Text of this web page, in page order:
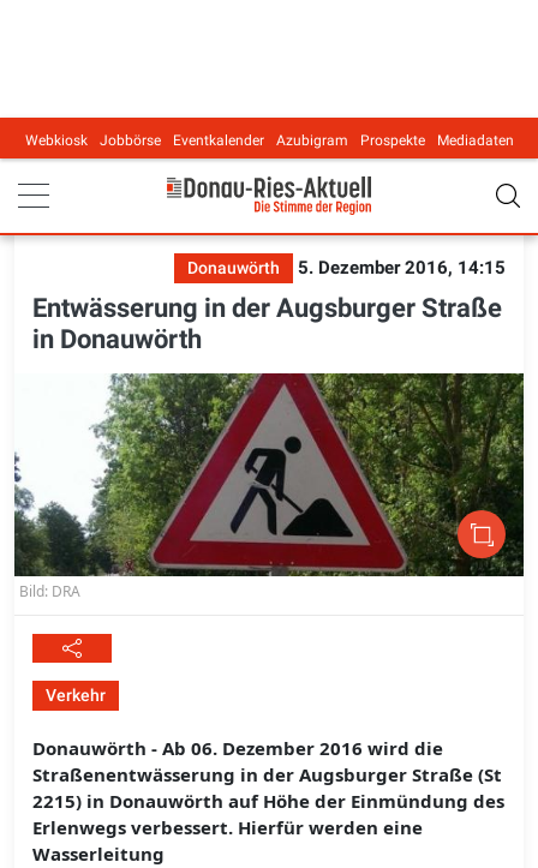
Main navigation
Webkiosk Jobbörse Eventkalender Azubigram Prospekte Mediadaten
Donauwörth 5. Dezember 2016, 14:15
Entwässerung in der Augsburger Straße
in Donauwörth
Bild: DRA
Verkehr
Donauwörth - Ab 06. Dezember 2016 wird die
Straßenentwässerung in der Augsburger Straße (St
2215) in Donauwörth auf Höhe der Einmündung des
Erlenwegs verbessert. Hierfür werden eine
Wasserleitung